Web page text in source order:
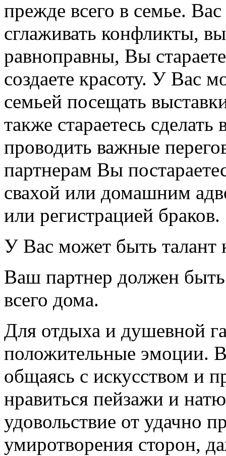
прежде всего в семье.
сглаживать конфликты,
равноправны, Вы
создаете красоту. У Вас
семьей посещать
также стараетесь
проводить важные
партнерам Вы
свахой или домашним
или регистрацией браков.
У Вас может быть талант
Ваш партнер должен
всего дома.
Для отдыха и душевной
положительные эмоции.
общаясь с искусством и
нравиться пейзажи и
удовольствие от удачно
умиротворения сторон,